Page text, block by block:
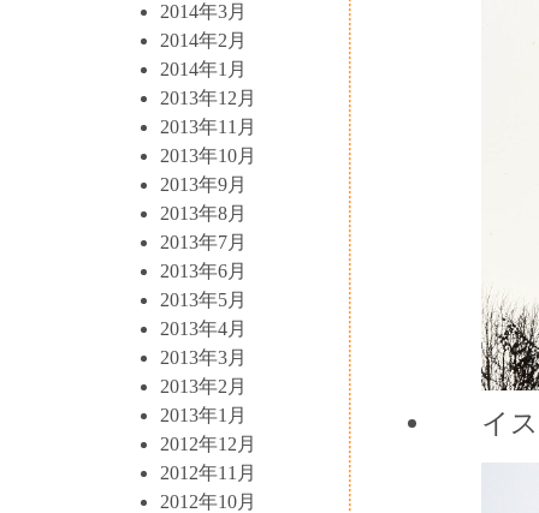
2014年3月
2014年2月
2014年1月
2013年12月
2013年11月
2013年10月
2013年9月
2013年8月
2013年7月
2013年6月
2013年5月
2013年4月
2013年3月
2013年2月
2013年1月
2012年12月
2012年11月
2012年10月
イ